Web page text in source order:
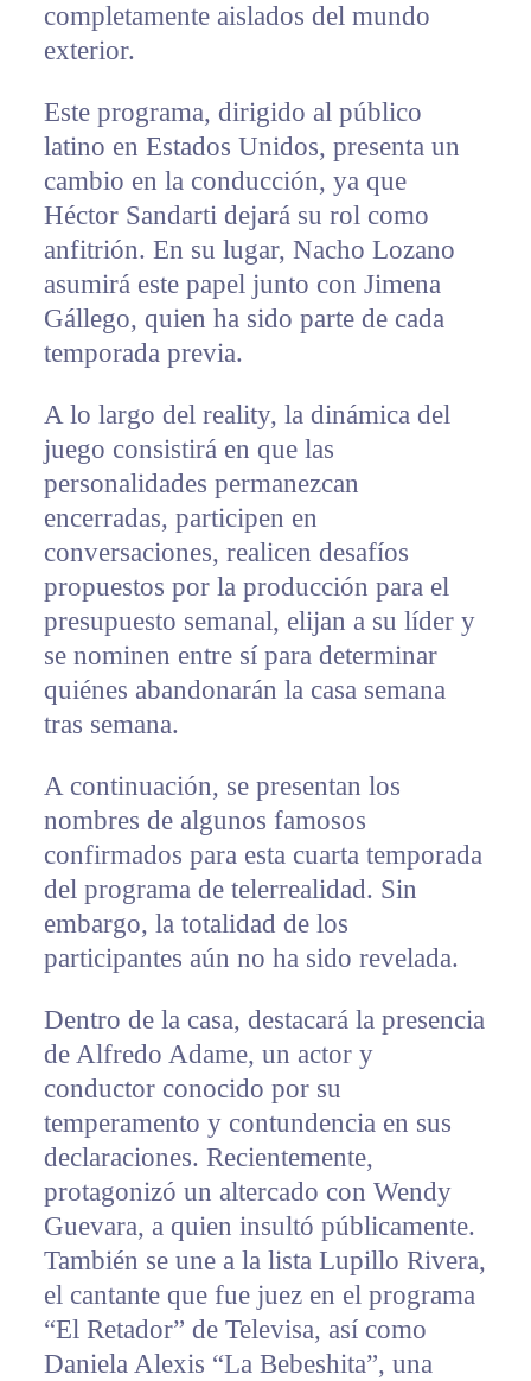
completamente aislados del mundo
exterior.
Este programa, dirigido al público
latino en Estados Unidos, presenta un
cambio en la conducción, ya que
Héctor Sandarti dejará su rol como
anfitrión. En su lugar, Nacho Lozano
asumirá este papel junto con Jimena
Gállego, quien ha sido parte de cada
temporada previa.
A lo largo del reality, la dinámica del
juego consistirá en que las
personalidades permanezcan
encerradas, participen en
conversaciones, realicen desafíos
propuestos por la producción para el
presupuesto semanal, elijan a su líder y
se nominen entre sí para determinar
quiénes abandonarán la casa semana
tras semana.
A continuación, se presentan los
nombres de algunos famosos
confirmados para esta cuarta temporada
del programa de telerrealidad. Sin
embargo, la totalidad de los
participantes aún no ha sido revelada.
Dentro de la casa, destacará la presencia
de Alfredo Adame, un actor y
conductor conocido por su
temperamento y contundencia en sus
declaraciones. Recientemente,
protagonizó un altercado con Wendy
Guevara, a quien insultó públicamente.
También se une a la lista Lupillo Rivera,
el cantante que fue juez en el programa
“El Retador” de Televisa, así como
Daniela Alexis “La Bebeshita”, una